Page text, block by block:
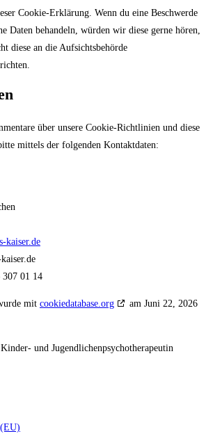
Cookie-Erklärung. Wenn du eine Beschwerde
Daten behandeln, würden wir diese gerne hören,
diese an die Aufsichtsbehörde
über unsere Cookie-Richtlinien und diese
mittels der folgenden Kontaktdaten:
kaiser.de
307 01 14
mit cookiedatabase.org
am Juni 22, 2026
und Jugendlichenpsychotherapeutin